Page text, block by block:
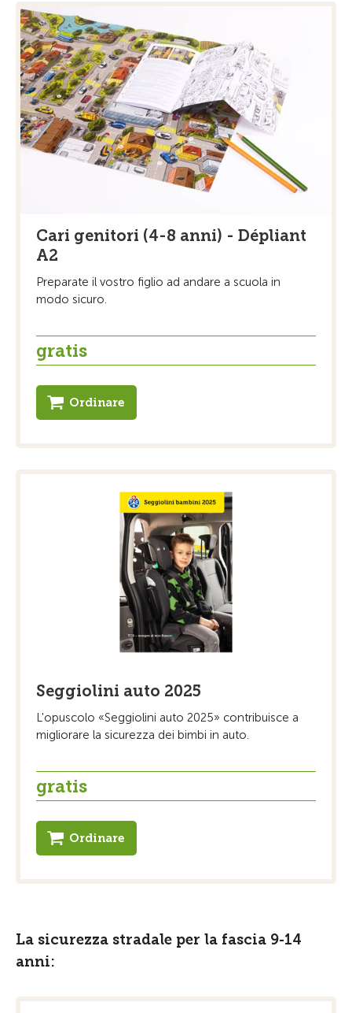
Cari genitori (4-8 anni) - Dépliant
A2
Preparate il vostro figlio ad andare a scuola in
modo sicuro.
gratis
Ordinare
Seggiolini auto 2025
L'opuscolo «Seggiolini auto 2025» contribuisce a
migliorare la sicurezza dei bimbi in auto.
gratis
Ordinare
La sicurezza stradale per la fascia 9-14
anni: